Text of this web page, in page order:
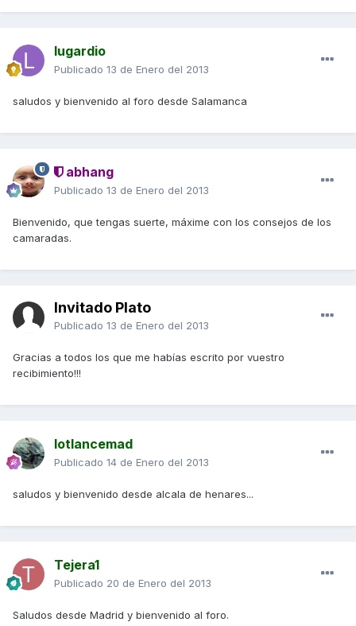
lugardio
Publicado 13 de Enero del 2013
saludos y bienvenido al foro desde Salamanca
abhang
Publicado 13 de Enero del 2013
Bienvenido, que tengas suerte, máxime con los consejos de los
camaradas.
Invitado Plato
Publicado 13 de Enero del 2013
Gracias a todos los que me habías escrito por vuestro
recibimiento!!!
lotlancemad
Publicado 14 de Enero del 2013
saludos y bienvenido desde alcala de henares...
Tejera1
Publicado 20 de Enero del 2013
Saludos desde Madrid y bienvenido al foro.